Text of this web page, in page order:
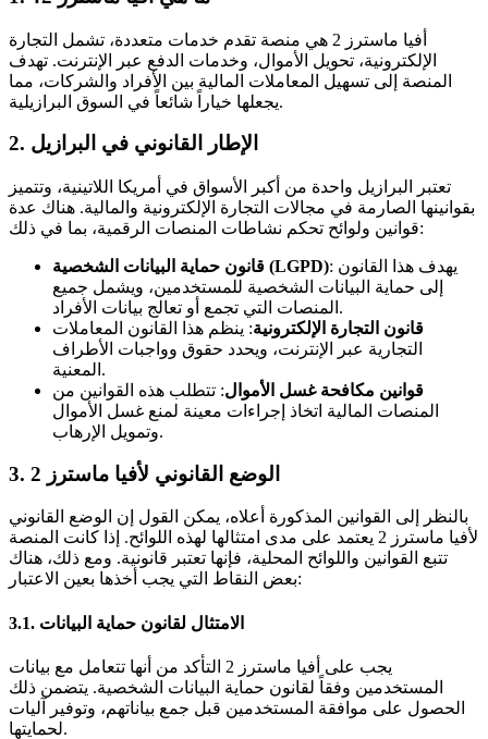
أفيا ماسترز 2 هي منصة تقدم خدمات متعددة، تشمل التجارة
الإلكترونية، تحويل الأموال، وخدمات الدفع عبر الإنترنت. تهدف
المنصة إلى تسهيل المعاملات المالية بين الأفراد والشركات، مما
يجعلها خياراً شائعاً في السوق البرازيلية.
2. الإطار القانوني في البرازيل
تعتبر البرازيل واحدة من أكبر الأسواق في أمريكا اللاتينية، وتتميز
بقوانينها الصارمة في مجالات التجارة الإلكترونية والمالية. هناك عدة
قوانين ولوائح تحكم نشاطات المنصات الرقمية، بما في ذلك:
قانون حماية البيانات الشخصية (LGPD): يهدف هذا القانون
إلى حماية البيانات الشخصية للمستخدمين، ويشمل جميع
المنصات التي تجمع أو تعالج بيانات الأفراد.
قانون التجارة الإلكترونية: ينظم هذا القانون المعاملات
التجارية عبر الإنترنت، ويحدد حقوق وواجبات الأطراف
المعنية.
قوانين مكافحة غسل الأموال: تتطلب هذه القوانين من
المنصات المالية اتخاذ إجراءات معينة لمنع غسل الأموال
وتمويل الإرهاب.
3. الوضع القانوني لأفيا ماسترز 2
بالنظر إلى القوانين المذكورة أعلاه، يمكن القول إن الوضع القانوني
لأفيا ماسترز 2 يعتمد على مدى امتثالها لهذه اللوائح. إذا كانت المنصة
تتبع القوانين واللوائح المحلية، فإنها تعتبر قانونية. ومع ذلك، هناك
بعض النقاط التي يجب أخذها بعين الاعتبار:
3.1. الامتثال لقانون حماية البيانات
يجب على أفيا ماسترز 2 التأكد من أنها تتعامل مع بيانات
المستخدمين وفقاً لقانون حماية البيانات الشخصية. يتضمن ذلك
الحصول على موافقة المستخدمين قبل جمع بياناتهم، وتوفير آليات
لحمايتها.